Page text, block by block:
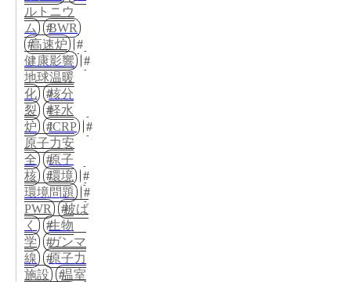
ルトニウ
ム
BWR
高速炉
健康影響
地球温暖
化
核分
裂
軽水
炉
ICRP
原子力安
全
原子
核
環境
環境問題
PWR
被ば
く
生物
学
ガンマ
線
原子力
施設
温室